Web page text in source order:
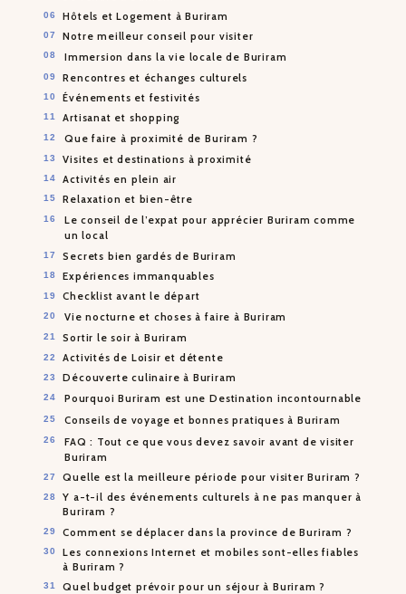
Hôtels et Logement à Buriram
Notre meilleur conseil pour visiter
Immersion dans la vie locale de Buriram
Rencontres et échanges culturels
Événements et festivités
Artisanat et shopping
Que faire à proximité de Buriram ?
Visites et destinations à proximité
Activités en plein air
Relaxation et bien-être
Le conseil de l’expat pour apprécier Buriram comme
un local
Secrets bien gardés de Buriram
Expériences immanquables
Checklist avant le départ
Vie nocturne et choses à faire à Buriram
Sortir le soir à Buriram
Activités de Loisir et détente
Découverte culinaire à Buriram
Pourquoi Buriram est une Destination incontournable
Conseils de voyage et bonnes pratiques à Buriram
FAQ : Tout ce que vous devez savoir avant de visiter
Buriram
Quelle est la meilleure période pour visiter Buriram ?
Y a-t-il des événements culturels à ne pas manquer à
Buriram ?
Comment se déplacer dans la province de Buriram ?
Les connexions Internet et mobiles sont-elles fiables
à Buriram ?
Quel budget prévoir pour un séjour à Buriram ?